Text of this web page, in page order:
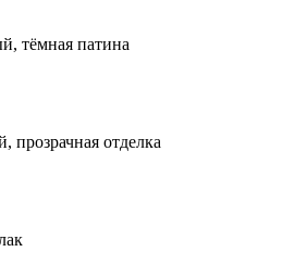
тёмная патина
прозрачная отделка